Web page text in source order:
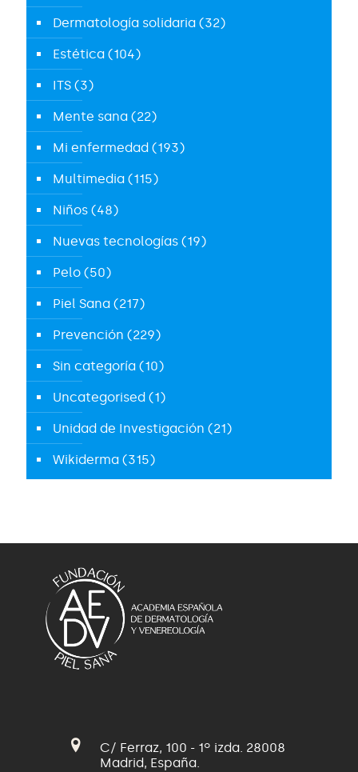
Dermatología solidaria (32)
Estética (104)
ITS (3)
Mente sana (22)
Mi enfermedad (193)
Multimedia (115)
Niños (48)
Nuevas tecnologías (19)
Pelo (50)
Piel Sana (217)
Prevención (229)
Sin categoría (10)
Uncategorised (1)
Unidad de Investigación (21)
Wikiderma (315)
C/ Ferraz, 100 - 1º izda. 28008
Madrid, España.